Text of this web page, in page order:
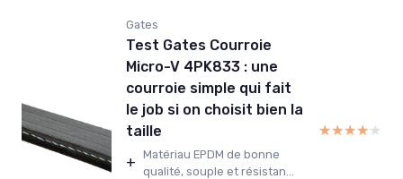
Gates
Test Gates Courroie
Micro-V 4PK833 : une
courroie simple qui fait
le job si on choisit bien la
taille
+ Matériau EPDM de bonne
qualité, souple et résistan...
★★★★★
★★★★★